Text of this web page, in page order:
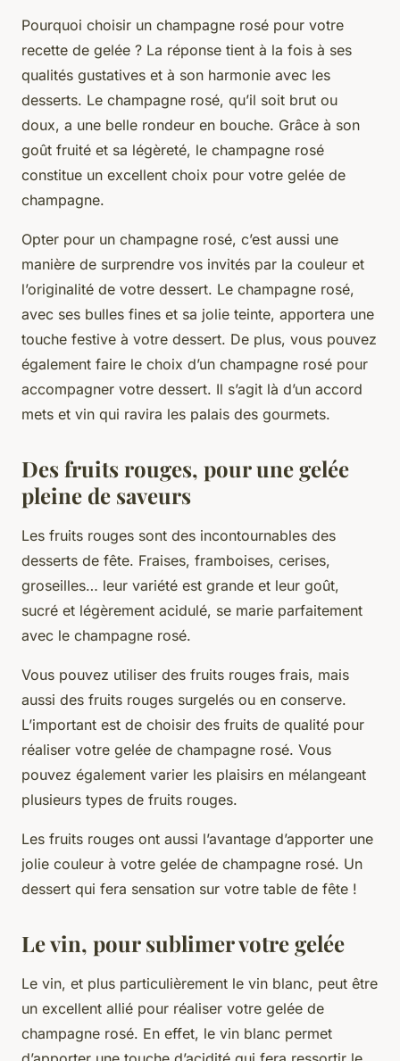
Pourquoi choisir un champagne rosé pour votre
recette de gelée ? La réponse tient à la fois à ses
qualités gustatives et à son harmonie avec les
desserts. Le champagne rosé, qu’il soit brut ou
doux, a une belle rondeur en bouche. Grâce à son
goût fruité et sa légèreté, le champagne rosé
constitue un excellent choix pour votre gelée de
champagne.
Opter pour un champagne rosé, c’est aussi une
manière de surprendre vos invités par la couleur et
l’originalité de votre dessert. Le champagne rosé,
avec ses bulles fines et sa jolie teinte, apportera une
touche festive à votre dessert. De plus, vous pouvez
également faire le choix d’un champagne rosé pour
accompagner votre dessert. Il s’agit là d’un accord
mets et vin qui ravira les palais des gourmets.
Des fruits rouges, pour une gelée
pleine de saveurs
Les fruits rouges sont des incontournables des
desserts de fête. Fraises, framboises, cerises,
groseilles… leur variété est grande et leur goût,
sucré et légèrement acidulé, se marie parfaitement
avec le champagne rosé.
Vous pouvez utiliser des fruits rouges frais, mais
aussi des fruits rouges surgelés ou en conserve.
L’important est de choisir des fruits de qualité pour
réaliser votre gelée de champagne rosé. Vous
pouvez également varier les plaisirs en mélangeant
plusieurs types de fruits rouges.
Les fruits rouges ont aussi l’avantage d’apporter une
jolie couleur à votre gelée de champagne rosé. Un
dessert qui fera sensation sur votre table de fête !
Le vin, pour sublimer votre gelée
Le vin, et plus particulièrement le vin blanc, peut être
un excellent allié pour réaliser votre gelée de
champagne rosé. En effet, le vin blanc permet